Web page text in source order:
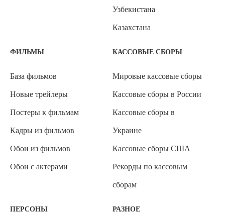
Узбекистана
Казахстана
ФИЛЬМЫ
База фильмов
Новые трейлеры
Постеры к фильмам
Кадры из фильмов
Обои из фильмов
Обои с актерами
КАССОВЫЕ СБОРЫ
Мировые кассовые сборы
Кассовые сборы в России
Кассовые сборы в
Украине
Кассовые сборы США
Рекорды по кассовым
сборам
ПЕРСОНЫ РАЗНОЕ